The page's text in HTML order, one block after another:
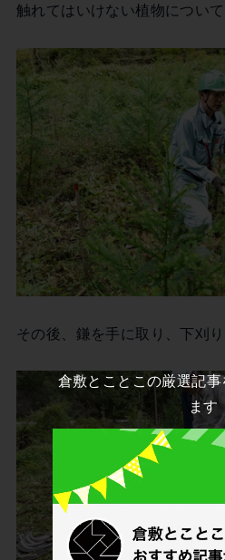
触れてはいけない植物につい
その後、鎌を手に取り、下刈
倉敷とことこの厳選記
ます